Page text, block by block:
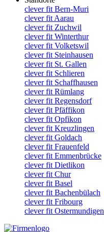
clever fit Bern-Muri
clever fit Aarau
clever fit Zuchwil
clever fit Winterthur
clever fit Volketswil
clever fit Steinhausen
clever fit St. Gallen
clever fit Schlieren
clever fit Schaffhausen
clever fit Rümlang
clever fit Regensdorf
clever fit Pfäffikon
clever fit Opfikon
clever fit Kreuzlingen
clever fit Goldach
clever fit Frauenfeld
clever fit Emmenbrücke
clever fit Dietlikon
clever fit Chur
clever fit Basel
clever fit Bachenbülach
clever fit Fribourg
clever fit Ostermundigen